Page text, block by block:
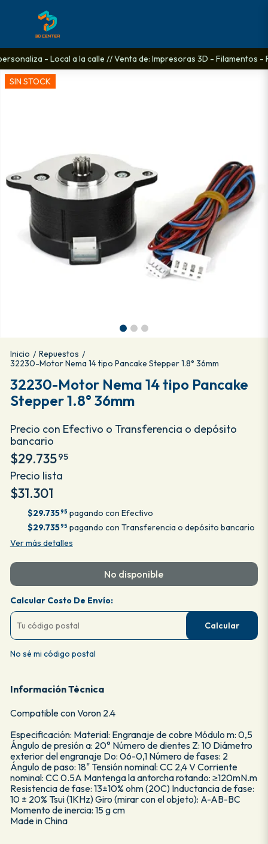
- Local a la calle // Venta de: Impresoras 3D - Filamentos -
SIN STOCK
Inicio / Repuestos /
32230-Motor Nema 14 tipo Pancake Stepper 1.8° 36mm
32230-Motor Nema 14 tipo Pancake
Stepper 1.8° 36mm
Precio con Efectivo o Transferencia o depósito
bancario
$29.73595
Precio lista
$31.301
$29.73595 pagando con Efectivo
$29.73595 pagando con Transferencia o depósito bancario
Ver más detalles
No disponible
Calcular Costo De Envío:
Calcular
No sé mi código postal
Información Técnica
Compatible con Voron 2.4
Especificación: Material: Engranaje de cobre Módulo m: 0,5
Ángulo de presión a: 20° Número de dientes Z: 10 Diámetro
exterior del engranaje Do: 06-0,1 Número de fases: 2
Ángulo de paso: 18" Tensión nominal: CC 2,4 V Corriente
nominal: CC 0.5A Mantenga la antorcha rotando: ≥120mN.m
Resistencia de fase: 13±10% ohm (20C) Inductancia de fase:
10 ± 20% Tsui (1KHz) Giro (mirar con el objeto): A-AB-BC
Momento de inercia: 15 g cm
Made in China